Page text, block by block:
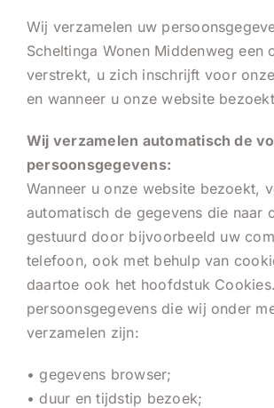
Wij verzamelen uw
Scheltinga Wonen Middenweg een
verstrekt, u zich inschrijft voor
en wanneer u onze website
Wij verzamelen automatisch de
persoonsgegevens:
Wanneer u onze website bezoekt,
automatisch de gegevens die naar
gestuurd door bijvoorbeeld uw
telefoon, ook met behulp van
daartoe ook het hoofdstuk
persoonsgegevens die wij onder
verzamelen zijn:
• gegevens browser;
• duur en tijdstip bezoek;